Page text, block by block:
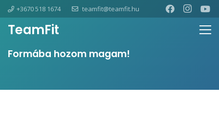
+3670 518 1674 teamfit@teamfit.hu
TeamFit
Formába hozom magam!